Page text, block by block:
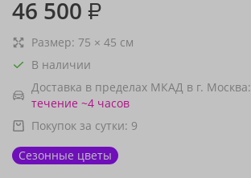
46 500 ₽
Размер: 75 × 45 см
В наличии
Доставка в пределах МКАД в г. Москва:
течение ~4 часов
Покупок за сутки: 9
Сезонные цветы